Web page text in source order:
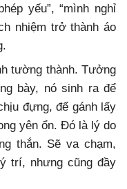
yếu”, “mình nghỉ
nhiệm trở thành áo
tường thành. Tưởng
bày, nó sinh ra để
đựng, để gánh lấy
yên ổn. Đó là lý do
thắn. Sẽ va chạm,
trí, nhưng cũng đầy